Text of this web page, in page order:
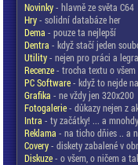
Novinky- hlavně ze světa C64
Hry- solidní databáze her
Dema - pouze ta nejlepší
Dentra - když stačí jeden
Utility- nejen pro práci a
Recenze- trocha textu o všem
PC Software- když to nejde
Grafika - ne vždy jen 320x200
Fotogalerie- důkazy nejen z
Intra - ty začátky! ... a
Reklama - na ticho dňies .. a
Covery- diskety zabalené v
Diskuze- o všem, o ničem a